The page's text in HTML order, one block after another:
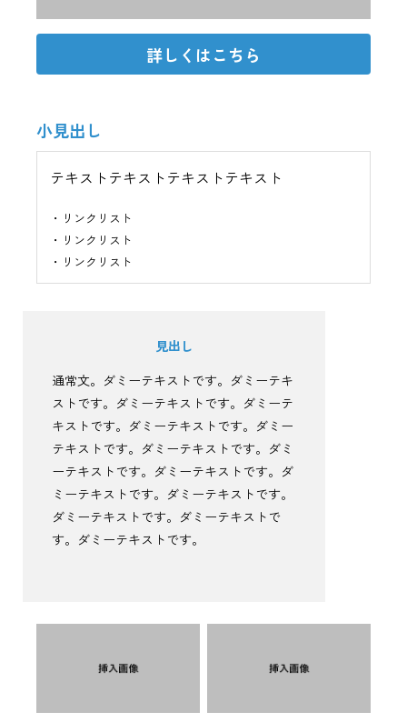
詳しくはこちら
小見出し
テキストテキストテキストテキスト
・リンクリスト
・リンクリスト
・リンクリスト
見出し
通常文。ダミーテキストです。ダミーテキ
ストです。ダミーテキストです。ダミーテ
キストです。ダミーテキストです。ダミー
テキストです。ダミーテキストです。ダミ
ーテキストです。ダミーテキストです。ダ
ミーテキストです。ダミーテキストです。
ダミーテキストです。ダミーテキストで
す。ダミーテキストです。